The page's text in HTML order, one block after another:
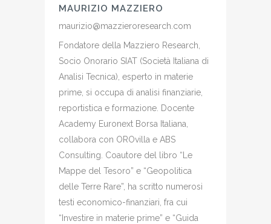
MAURIZIO MAZZIERO
maurizio@mazzieroresearch.com
Fondatore della Mazziero Research,
Socio Onorario SIAT (Società Italiana di
Analisi Tecnica), esperto in materie
prime, si occupa di analisi finanziarie,
reportistica e formazione. Docente
Academy Euronext Borsa Italiana,
collabora con OROvilla e ABS
Consulting. Coautore del libro “Le
Mappe del Tesoro” e “Geopolitica
delle Terre Rare”, ha scritto numerosi
testi economico-finanziari, fra cui
“Investire in materie prime” e “Guida